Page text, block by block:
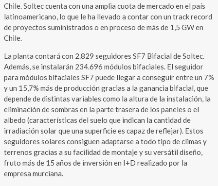
Chile. Soltec cuenta con una amplia cuota de mercado en el país
latinoamericano, lo que le ha llevado a contar con un track record
de proyectos suministrados o en proceso de más de 1,5 GW en
Chile.
La planta contará con 2.829 seguidores SF7 Bifacial de Soltec.
Además, se instalarán 234.696 módulos bifaciales. El seguidor
para módulos bifaciales SF7 puede llegar a conseguir entre un 7%
y un 15,7% más de producción gracias a la ganancia bifacial, que
depende de distintas variables como la altura de la instalación, la
eliminación de sombras en la parte trasera de los paneles o el
albedo (características del suelo que indican la cantidad de
irradiación solar que una superficie es capaz de reflejar). Estos
seguidores solares consiguen adaptarse a todo tipo de climas y
terrenos gracias a su facilidad de montaje y su versátil diseño,
fruto más de 15 años de inversión en I+D realizado por la
empresa murciana.